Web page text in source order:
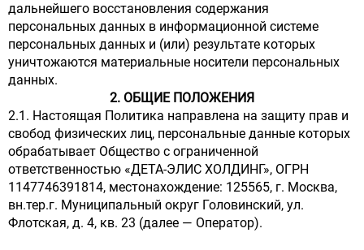
дальнейшего восстановления содержания
персональных данных в информационной системе
персональных данных и (или) результате которых
уничтожаются материальные носители персональных
данных.
2. ОБЩИЕ ПОЛОЖЕНИЯ
2.1. Настоящая Политика направлена на защиту прав и
свобод физических лиц, персональные данные которых
обрабатывает Общество с ограниченной
ответственностью «ДЕТА-ЭЛИС ХОЛДИНГ», ОГРН
1147746391814, местонахождение: 125565, г. Москва,
вн.тер.г. Муниципальный округ Головинский, ул.
Флотская, д. 4, кв. 23 (далее — Оператор).